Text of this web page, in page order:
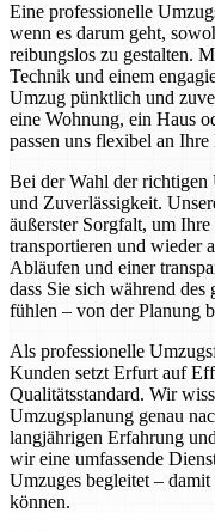
Eine professionelle
wenn es darum geht,
reibungslos zu gestalten.
Technik und einem
Umzug pünktlich und
eine Wohnung, ein Haus
passen uns flexibel an Ihre
Bei der Wahl der
und Zuverlässigkeit.
äußerster Sorgfalt, um
transportieren und wieder
Abläufen und einer
dass Sie sich während des
fühlen – von der Planung
Als professionelle
Kunden setzt Erfurt auf
Qualitätsstandard. Wir
Umzugsplanung genau
langjährigen Erfahrung
wir eine umfassende
Umzuges begleitet –
können.